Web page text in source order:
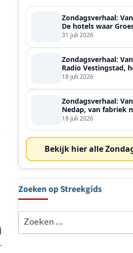
Zondagsverhaal:
De hotels waar
ontmoette
31 juli 2026
Zondagsverhaal:
Radio Vestingstad,
heel de streek
18 juli 2026
Zondagsverhaal:
Nedap, van fabriek
wereldspeler
18 juli 2026
Bekijk hier alle
Zoeken op Streekgids
Zoeken
naar: